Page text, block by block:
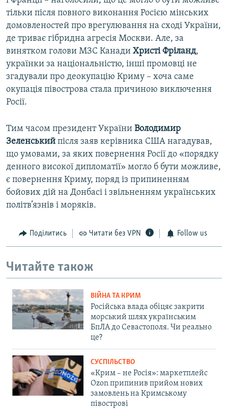
тільки після повного виконання Росією мінських
домовленостей про врегулювання на сході України,
де триває гібридна агресія Москви. Але, за
винятком голови МЗС Канади Христі Фріланд,
українки за національністю, інші промовці не
згадували про деокупацію Криму – хоча саме
окупація півострова стала причиною виключення
Росії.
Тим часом президент України Володимир
Зеленський після заяв керівника США нагадував,
що умовами, за яких повернення Росії до «порядку
денного високої дипломатії» могло б бути можливе,
є повернення Криму, поряд із припиненням
бойових дій на Донбасі і звільненням українських
політв’язнів і моряків.
Поділитись Читати без VPN Follow us
Читайте також
ВІЙНА ТА КРИМ
Російська влада обіцяє закрити
морський шлях українським
БпЛА до Севастополя. Чи реально
це?
СУСПІЛЬСТВО
«Крим – не Росія»: маркетплейс
Ozon припинив прийом нових
замовлень на Кримському
півострові